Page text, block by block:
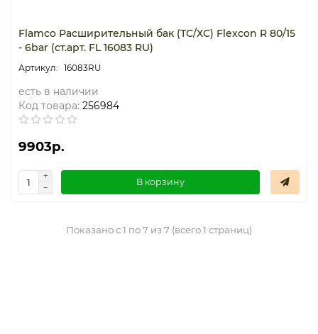
Flamco Расширительный бак (ТС/ХС) Flexcon R 80/15
- 6bar (ст.арт. FL 16083 RU)
16083RU
есть в наличии
Код товара: 256984
9903р.
В корзину
Показано с 1 по 7 из 7 (всего 1 страниц)